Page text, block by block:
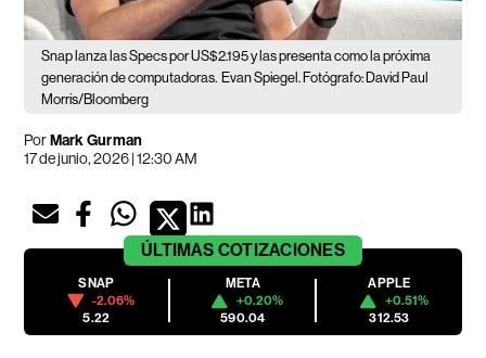
Snap lanza las Specs por US$2.195 y las presenta como la próxima
generación de computadoras. Evan Spiegel. Fotógrafo: David Paul
Morris/Bloomberg
PorMark Gurman
17 de junio, 2026 | 12:30 AM
ÚLTIMAS COTIZACIONES
SNAP
-2.06%
5.22
META
+0.20%
590.04
APPLE
+0.51%
312.53